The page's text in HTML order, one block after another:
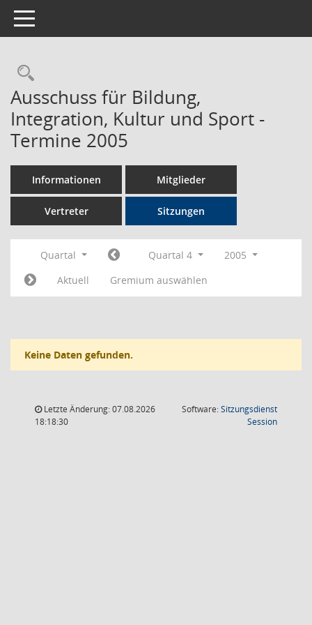
Toggle navigation
Rechercheauswahl
Ausschuss für Bildung,
Integration, Kultur und Sport -
Termine 2005
Informationen Mitglieder
Vertreter Sitzungen
Quartal Quartal 4
2005
Aktuell
Gremium auswählen
Keine Daten gefunden.
Letzte Änderung: 07.08.2026
18:18:30
Software:Sitzungsdienst
Session(Wird in